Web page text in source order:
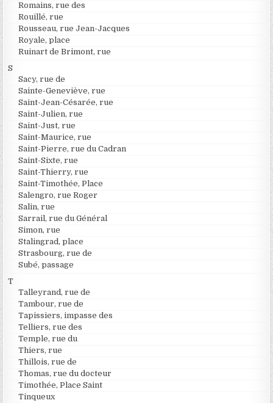
Romains, rue des
Rouillé, rue
Rousseau, rue Jean-Jacques
Royale, place
Ruinart de Brimont, rue
S
Sacy, rue de
Sainte-Geneviève, rue
Saint-Jean-Césarée, rue
Saint-Julien, rue
Saint-Just, rue
Saint-Maurice, rue
Saint-Pierre, rue du Cadran
Saint-Sixte, rue
Saint-Thierry, rue
Saint-Timothée, Place
Salengro, rue Roger
Salin, rue
Sarrail, rue du Général
Simon, rue
Stalingrad, place
Strasbourg, rue de
Subé, passage
T
Talleyrand, rue de
Tambour, rue de
Tapissiers, impasse des
Telliers, rue des
Temple, rue du
Thiers, rue
Thillois, rue de
Thomas, rue du docteur
Timothée, Place Saint
Tinqueux